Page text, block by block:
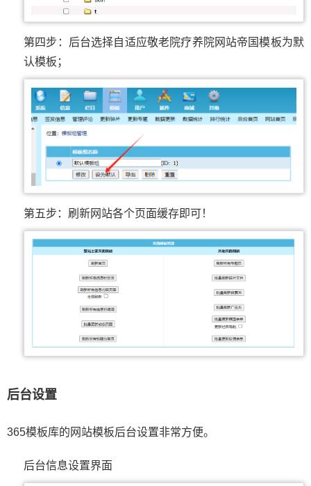
第四步：后台选择自适应敬老院疗养院网站帝国模板为默
认模板；
第五步：刷新网站各个页面缓存即可！
后台设置
365模板库的网站模板后台设置非常方便。
后台信息设置界面